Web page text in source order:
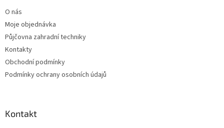
O nás
Moje objednávka
Půjčovna zahradní techniky
Kontakty
Obchodní podmínky
Podmínky ochrany osobních údajů
Kontakt